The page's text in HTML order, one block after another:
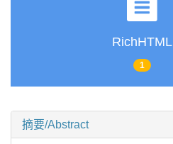
RichHTML
1
摘要/Abstract